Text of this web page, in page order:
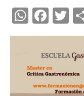
W
h
s
A
F
ac
b
o
T
w
itt
er